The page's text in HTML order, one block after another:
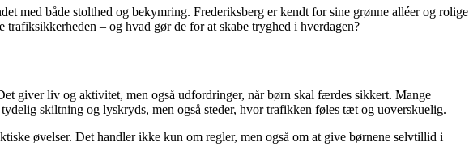
med både stolthed og bekymring. Frederiksberg er kendt for sine grønne alléer og rolige
– og hvad gør de for at skabe tryghed i hverdagen?
giver liv og aktivitet, men også udfordringer, når børn skal færdes sikkert. Mange
skiltning og lyskryds, men også steder, hvor trafikken føles tæt og uoverskuelig.
øvelser. Det handler ikke kun om regler, men også om at give børnene selvtillid i